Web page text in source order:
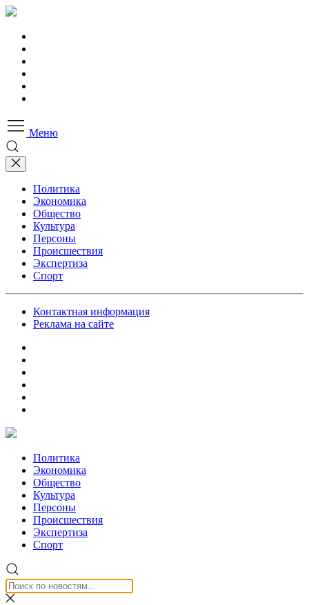
Меню
Политика
Экономика
Общество
Культура
Персоны
Происшествия
Экспертиза
Спорт
Контактная информация
Реклама на сайте
Политика
Экономика
Общество
Культура
Персоны
Происшествия
Экспертиза
Спорт